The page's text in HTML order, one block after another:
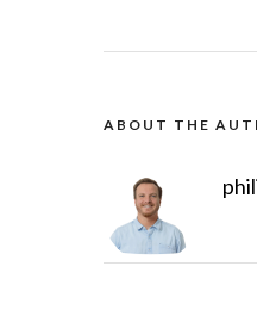
ABOUT THE